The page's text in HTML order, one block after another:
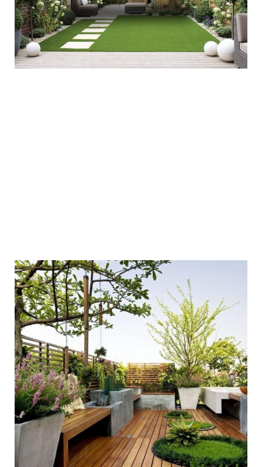
Κηφισιά
ΔΙΑΜΌΡΦΩΣΗ ΠΕΡΙΒΑΛΛΌΝΤΩΝ ΧΏΡΩΝ
Roof Garden Ελληνικό
ΔΙΑΜΌΡΦΩΣΗ ΠΕΡΙΒΑΛΛΌΝΤΩΝ ΧΏΡΩΝ